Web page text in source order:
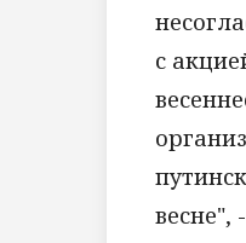
с
весне",